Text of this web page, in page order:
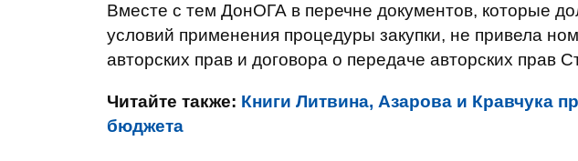
Вместе с тем ДонОГА в перечне документов, которые
условий применения процедуры закупки, не привела
авторских прав и договора о передаче авторских прав
Читайте также: Книги Литвина, Азарова и Кравчука
бюджета